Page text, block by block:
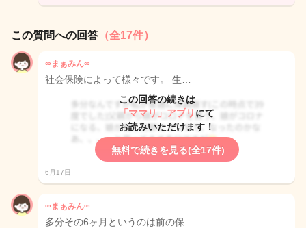
この質問への回答 （全17件）
∞まぁみん∞
社会保険によって様々です。 生…
この回答の続きは
「ママリ」アプリ にて
お読みいただけます！
無料で続きを見る(全17件)
6月17日
∞まぁみん∞
多分その6ヶ月というのは前の保…